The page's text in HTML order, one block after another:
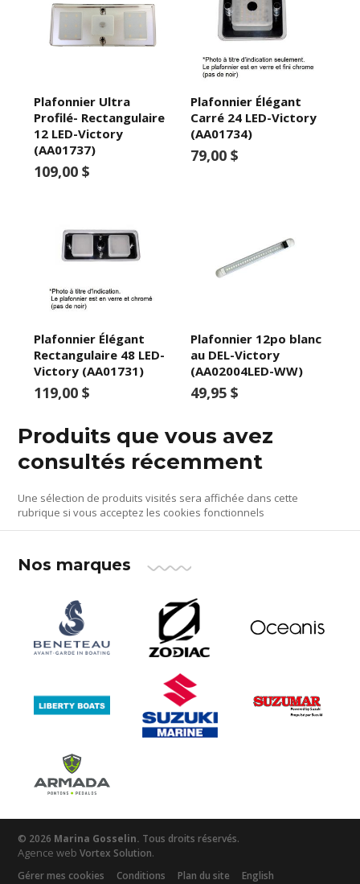
Plafonnier Ultra
Profilé- Rectangulaire
12 LED-Victory
(AA01737)
109,00 $
Plafonnier Élégant
Carré 24 LED-Victory
(AA01734)
79,00 $
Plafonnier Élégant
Rectangulaire 48 LED-
Victory (AA01731)
119,00 $
Plafonnier 12po blanc
au DEL-Victory
(AA02004LED-WW)
49,95 $
Produits que vous avez
consultés récemment
Une sélection de produits visités sera affichée dans cette
rubrique si vous acceptez les cookies fonctionnels
Nos marques
© 2026 Marina Gosselin. Tous droits réservés.
Agence webVortex Solution.
Gérer mes cookies Conditions Plan du site English